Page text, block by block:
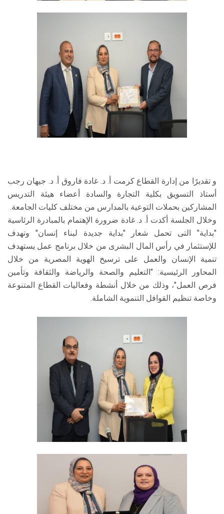
و تقديرًا من إدارة القطاع كرمت أ. د. غادة فاروق أ. د. جيهان رجب
أستاذ التسويق بكلية التجارة والسادة أعضاء هيئة التدريس
المشاركين بحملات التوعية بالمدارس من مختلف كليات الجامعة.
وخلال الجلسة أكدت أ. د. غادة ضرورة الإهتمام بالمبادرة الرئاسية
"بداية" التى تحمل شعار "بداية جديدة لبناء إنسان" وتهدف
للإستثمار في رأس المال البشرى من خلال برنامج عمل يستهدف
تنمية الإنسان والعمل على ترسيخ الهوية المصرية من خلال
المحاور الرئيسية: "التعليم والصحة والرياضة والثقافة وتأمين
فرص العمل"، وذلك من خلال أنشطة وفعاليات القطاع المتنوعة
وخاصة تنظيم القوافل التنموية الشاملة.